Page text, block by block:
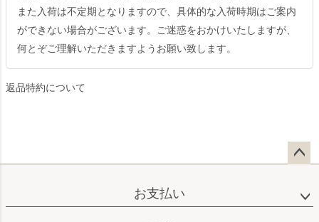
また入荷は不定期となりますので、具体的な入荷時期はご案内
ができない場合がございます。ご迷惑をおかけいたしますが、
何とぞご理解いただきますようお願い致します。
返品特約について
ップ
お支払い